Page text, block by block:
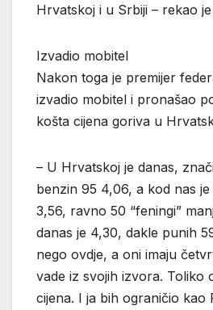
Hrvatskoj i u Srbiji – rekao
Izvadio mobitel
Nakon toga je premijer
izvadio mobitel i pronašao
košta cijena goriva u
– U Hrvatskoj je danas,
benzin 95 4,06, a kod nas
3,56, ravno 50 “feningi”
danas je 4,30, dakle punih
nego ovdje, a oni imaju
vade iz svojih izvora. Toliko
cijena. I ja bih ograničio kao